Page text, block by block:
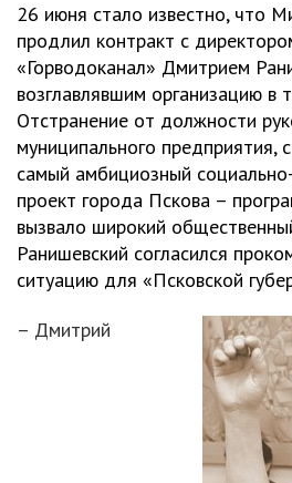
26 июня стало известно, что
продлил контракт с
«Горводоканал» Дмитрием
возглавлявшим организацию в
Отстранение от должности
муниципального предприятия,
самый амбициозный
проект города Пскова –
вызвало широкий
Ранишевский согласился
ситуацию для «Псковской
– Дмитрий